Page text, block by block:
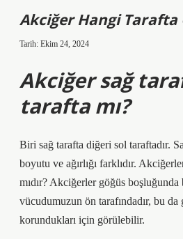
Akciğer Hangi Tarafta
Tarih: Ekim 24, 2024
Akciğer sağ
tarafta mı?
Biri sağ tarafta diğeri sol taraftadır.
boyutu ve ağırlığı farklıdır.
mıdır? Akciğerler göğüs
vücudumuzun ön tarafındadır, bu da
korundukları için görülebilir.